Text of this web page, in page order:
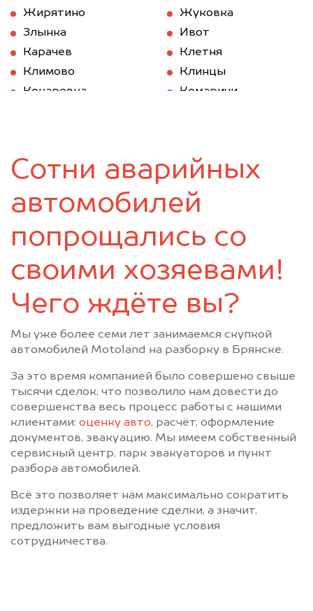
Жирятино
Жуковка
Злынка
Ивот
Карачев
Клетня
Климово
Клинцы
Кокаревка
Комаричи
Почеп
Ржаница
Севск
Стародуб
Суземка
Сураж
Трубчевск
Унеча
Сотни аварийных
автомобилей
попрощались со
своими хозяевами!
Чего ждёте вы?
Мы уже более семи лет занимаемся скупкой
автомобилей Motoland на разборку в Брянске.
За это время компанией было совершено свыше
тысячи сделок, что позволило нам довести до
совершенства весь процесс работы с нашими
клиентами: оценку авто, расчёт, оформление
документов, эвакуацию. Мы имеем собственный
сервисный центр, парк эвакуаторов и пункт
разбора автомобилей.
Всё это позволяет нам максимально сократить
издержки на проведение сделки, а значит,
предложить вам выгодные условия
сотрудничества.